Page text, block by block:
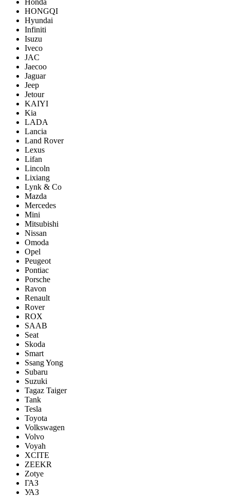
Honda
HONGQI
Hyundai
Infiniti
Isuzu
Iveco
JAC
Jaecoo
Jaguar
Jeep
Jetour
KAIYI
Kia
LADA
Lancia
Land Rover
Lexus
Lifan
Lincoln
Lixiang
Lynk & Co
Mazda
Mercedes
Mini
Mitsubishi
Nissan
Omoda
Opel
Peugeot
Pontiac
Porsсhe
Ravon
Renault
Rover
ROX
SAAB
Seat
Skoda
Smart
Ssang Yong
Subaru
Suzuki
Tagaz Taiger
Tank
Tesla
Toyota
Volkswagen
Volvo
Voyah
XCITE
ZEEKR
Zotye
ГАЗ
УАЗ